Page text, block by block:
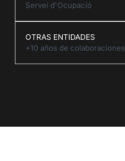
Servei d'Ocupació
OTRAS ENTIDADES
+10 años de colaboraciones